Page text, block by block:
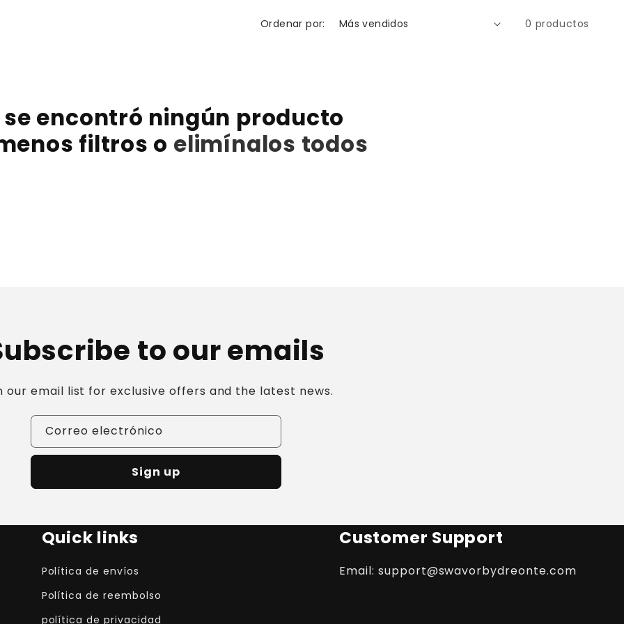
Ordenar por: 0 productos
se encontró ningún producto
filtros o elimínalos todos
to our emails
our email list for exclusive offers and the latest news.
Correo electrónico
Sign up
Quick links
Política de envíos
Política de reembolso
política de privacidad
Customer Support
Email: support@swavorbydreonte.com